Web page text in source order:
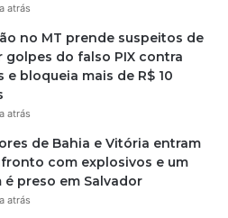
atrás
no MT prende suspeitos de
golpes do falso PIX contra
e bloqueia mais de R$ 10
atrás
de Bahia e Vitória entram
com explosivos e um
é preso em Salvador
atrás